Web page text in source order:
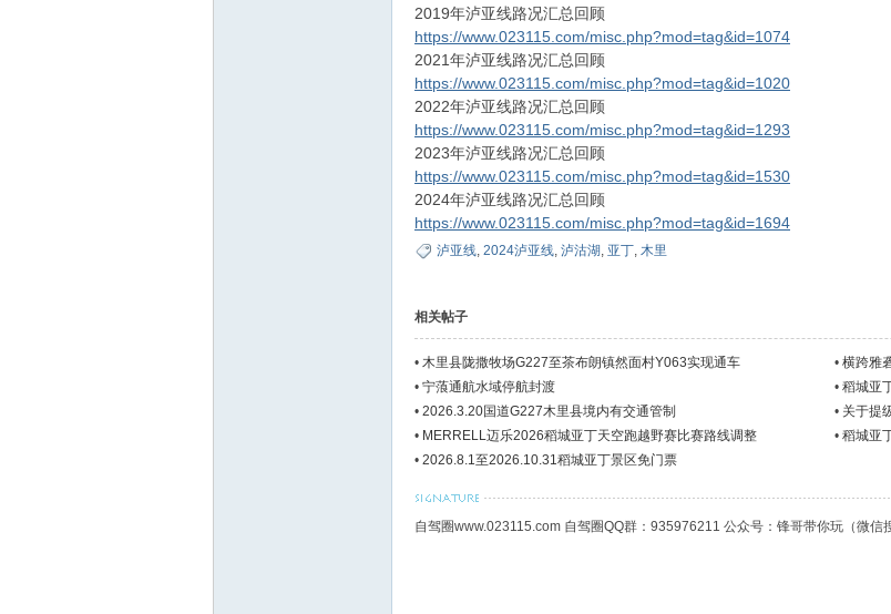
2019年泸亚线路况汇总回顾
https://www.023115.com/misc.php?mod=tag&id=1074
2021年泸亚线路况汇总回顾
https://www.023115.com/misc.php?mod=tag&id=1020
2022年泸亚线路况汇总回顾
https://www.023115.com/misc.php?mod=tag&id=1293
2023年泸亚线路况汇总回顾
https://www.023115.com/misc.php?mod=tag&id=1530
2024年泸亚线路况汇总回顾
https://www.023115.com/misc.php?mod=tag&id=1694
泸亚线, 2024泸亚线, 泸沽湖, 亚丁, 木里
相关帖子
• 木里县陇撒牧场G227至茶布朗镇然面村Y063实现通车 • 横跨雅
• 宁蒗通航水域停航封渡 • 稻城亚
• 2026.3.20国道G227木里县境内有交通管制 • 关于提
• MERRELL迈乐2026稻城亚丁天空跑越野赛比赛路线调整 • 稻城亚
• 2026.8.1至2026.10.31稻城亚丁景区免门票
自驾圈www.023115.com 自驾圈QQ群：935976211 公众号：锋哥带你玩（微信搜